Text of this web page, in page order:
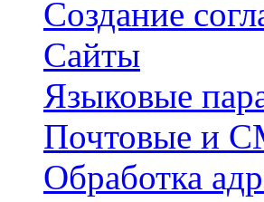
Создание
Сайты
Языковые
Почтовые и
Обработка